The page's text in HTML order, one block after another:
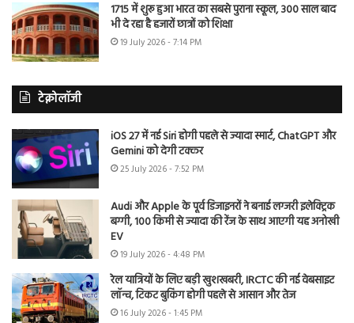
1715 में शुरू हुआ भारत का सबसे पुराना स्कूल, 300 साल बाद
भी दे रहा है हजारों छात्रों को शिक्षा
19 July 2026 - 7:14 PM
टेक्नोलॉजी
iOS 27 में नई Siri होगी पहले से ज्यादा स्मार्ट, ChatGPT और
Gemini को देगी टक्कर
25 July 2026 - 7:52 PM
Audi और Apple के पूर्व डिजाइनरों ने बनाई लग्जरी इलेक्ट्रिक
बग्गी, 100 किमी से ज्यादा की रेंज के साथ आएगी यह अनोखी
EV
19 July 2026 - 4:48 PM
रेल यात्रियों के लिए बड़ी खुशखबरी, IRCTC की नई वेबसाइट
लॉन्च, टिकट बुकिंग होगी पहले से आसान और तेज
16 July 2026 - 1:45 PM